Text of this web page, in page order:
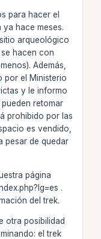
para hacer el
hace meses.
arqueológico
hacen con
Además,
por el Ministerio
y le informo
retomar
prohibido por las
es vendido,
pesar de quedar
página
.
del trek.
otra posibilidad
el trek